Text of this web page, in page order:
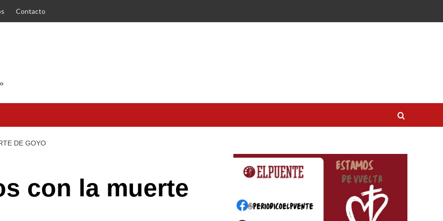
Contacto
DE GOYO
con la muerte